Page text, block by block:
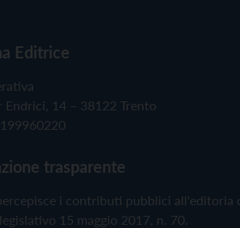
Editrice
Endrici, 14 – 38122 Trento
trasparente
i contributi pubblici all'editoria
15 maggio 2017, n. 70.